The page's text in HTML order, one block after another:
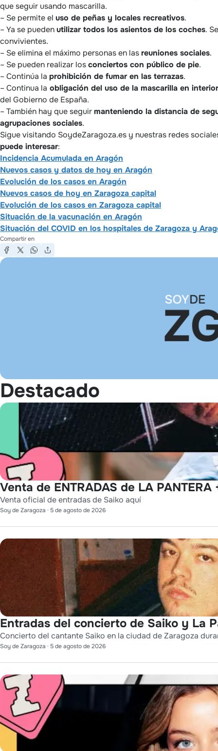
que seguir usando mascarilla.
– Se permite el uso de peñas y locales recreativos.
– Ya se puedenutilizar todos los asientos de los coches.
convivientes.
– Se elimina el máximo personas en lasreuniones sociales.
– Se pueden realizar losconciertos con público de pie.
– Continúa la prohibición de fumar en las terrazas.
– Continua la obligación del uso de la mascarilla en
del Gobierno de España.
– También hay que seguirmanteniendo la distancia de
agrupaciones sociales.
Sigue visitando SoydeZaragoza.es y nuestras redes
puede interesar:
Incidencia Acumulada en Aragón
Nuevos casos y datos de hoy en Aragón
Evolución de los casos en Aragón
Nuevos casos de hoy en Zaragoza capital
Evolución de los casos en Zaragoza capital
Situación de la vacunación en Aragón
Situación del COVID en los hospitales de Zaragoza y
Compartir en
Destacado
Venta de ENTRADAS de LA
Venta oficial de entradas de Saiko aquí
Soy de Zaragoza · 5 de agosto de 2026
Entradas del concierto de Saiko y La
Concierto del cantante Saiko en la ciudad de Zaragoza
Soy de Zaragoza · 5 de agosto de 2026